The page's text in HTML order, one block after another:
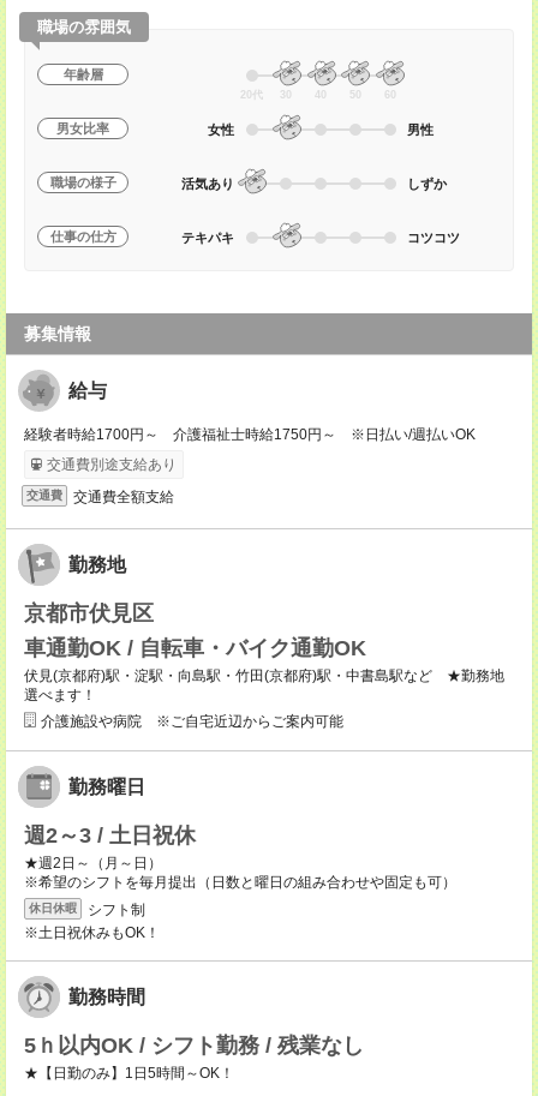
職場の雰囲気
年齢層
20代 30 40 50 60
男女比率 女性 男性
職場の様子 活気あり しずか
仕事の仕方 テキパキ コツコツ
募集情報
給与
経験者時給1700円～ 介護福祉士時給1750円～ ※日払い/週払いOK
交通費別途支給あり
交通費 交通費全額支給
勤務地
京都市伏見区
車通勤OK / 自転車・バイク通勤OK
伏見(京都府)駅・淀駅・向島駅・竹田(京都府)駅・中書島駅など ★勤務地
選べます！
介護施設や病院 ※ご自宅近辺からご案内可能
勤務曜日
週2～3 / 土日祝休
★週2日～（月～日）
※希望のシフトを毎月提出（日数と曜日の組み合わせや固定も可）
休日休暇
シフト制
※土日祝休みもOK！
勤務時間
5ｈ以内OK / シフト勤務 / 残業なし
★【日勤のみ】1日5時間～OK！